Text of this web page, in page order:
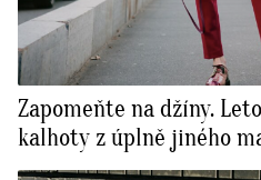
Zapomeňte na džíny.
kalhoty z úplně jiného